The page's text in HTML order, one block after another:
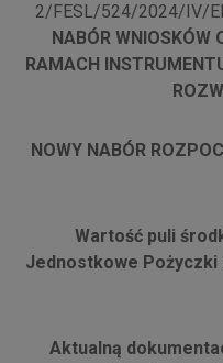
2/FESL/524/2024/IV/
NABÓR WNIOSKÓW
RAMACH
NOWY NABÓR
Wartość puli
Jednostkowe Pożyczki
Aktualną